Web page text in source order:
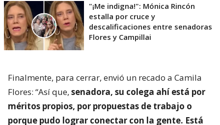
"¡Me indigna!": Mónica Rincón
estalla por cruce y
descalificaciones entre senadoras
Flores y Campillai
Finalmente, para cerrar, envió un recado a Camila
Flores: “Así que, senadora, su colega ahí está por
méritos propios, por propuestas de trabajo o
porque pudo lograr conectar con la gente. Está